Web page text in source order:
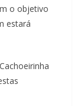
o objetivo
estará